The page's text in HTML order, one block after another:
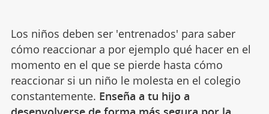
Los niños deben ser 'entrenados' para saber
cómo reaccionar a por ejemplo qué hacer en el
momento en el que se pierde hasta cómo
reaccionar si un niño le molesta en el colegio
constantemente. Enseña a tu hijo a